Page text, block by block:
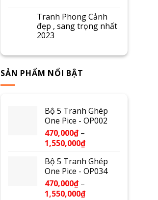
Tranh Phong Cảnh
đẹp , sang trọng nhất
2023
SẢN PHẨM NỔI BẬT
Bộ 5 Tranh Ghép
One Pice - OP002
470,000₫ –
1,550,000₫
Bộ 5 Tranh Ghép
One Pice - OP034
470,000₫ –
1,550,000₫